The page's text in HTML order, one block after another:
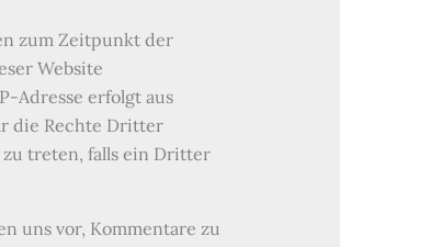
zum Zeitpunkt der
Website
Adresse erfolgt aus
die Rechte Dritter
treten, falls ein Dritter
uns vor, Kommentare zu